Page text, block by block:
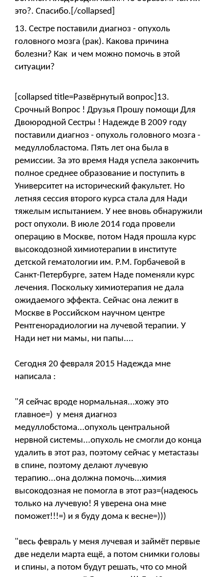
это?. Спасибо.[/collapsed]
13. Сестре поставили диагноз - опухоль
головного мозга (рак). Какова причина
болезни? Как и чем можно помочь в этой
ситуации?
[collapsed title=Развёрнутый вопрос]13.
Срочный Вопрос ! Друзья Прошу помощи Для
Двоюродной Сестры ! Надежде В 2009 году
поставили диагноз - опухоль головного мозга -
медуллобластома. Пять лет она была в
ремиссии. За это время Надя успела закончить
полное среднее образование и поступить в
Университет на исторический факультет. Но
летняя сессия второго курса стала для Нади
тяжелым испытанием. У нее вновь обнаружили
рост опухоли. В июле 2014 года провели
операцию в Москве, потом Надя прошла курс
высокодозной химиотерапии в институте
детской гематологии им. Р.М. Горбачевой в
Санкт-Петербурге, затем Наде поменяли курс
лечения. Поскольку химиотерапия не дала
ожидаемого эффекта. Сейчас она лежит в
Москве в Российском научном центре
Рентгенорадиологии на лучевой терапии. У
Нади нет ни мамы, ни папы....
Сегодня 20 февраля 2015 Надежда мне
написала :
"Я сейчас вроде нормальная...хожу это
главное=) у меня диагноз
медуллобстома...опухоль центральной
нервной системы...опухоль не смогли до конца
удалить в этот раз, поэтому сейчас у метастазы
в спине, поэтому делают лучевую
терапию...она должна помочь...химия
высокодозная не помогла в этот раз=(надеюсь
только на лучевую! Я уверена она мне
поможет!!!=) и я буду дома к весне=)))
"весь февраль у меня лучевая и займёт первые
две недели марта ещё, а потом снимки головы
и спины, а потом будут решать, что со мной